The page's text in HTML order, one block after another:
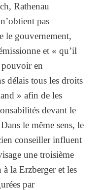
Rathenau
pas
le gouvernement,
et « qu’il
pouvoir en
délais tous les droits
» afin de les
devant le
le même sens, le
conseiller influent
une troisième
la Erzberger et les
par